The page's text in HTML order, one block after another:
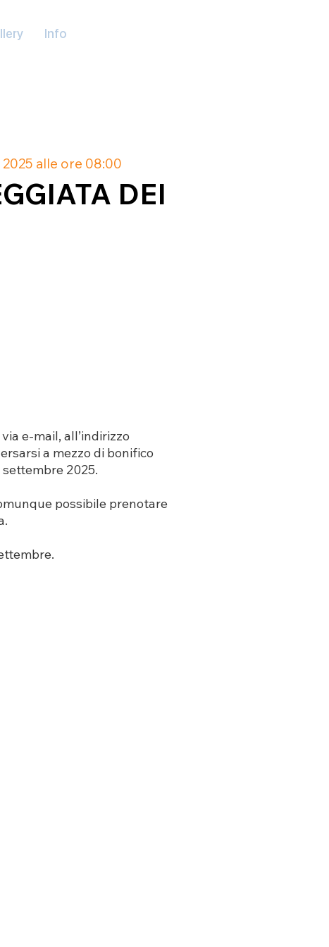
Info
alle ore 08:00
DEI
e-mail, all’indirizzo
a mezzo di bonifico
2025.
possibile prenotare